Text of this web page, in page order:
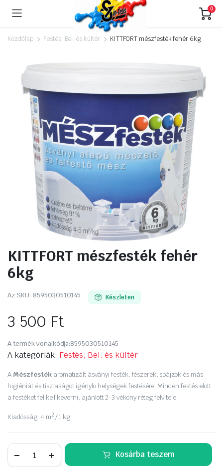
0
Kezdőlap Festés, Bel. és kültér KITTFORT mészfesték fehér 6kg
KITTFORT mészfesték fehér
6kg
Az SKU: 8595030510145 Készleten
3 500 Ft
A termék vonalkódja:8595030510145
A kategóriák: Festés, Bel. és kültér
A Mészfestékaromatizált ásványi festék, fészerek, spájzok és más
higiéniát és tisztaságot igénylö helységek festésére. Minden festés elött
a festéket fel kell keverni, ajánlott 2-3 vékony réteg felvitele.
Kiadósság: 4 m2/ 1 kg
mészfesték
Kosárba teszem